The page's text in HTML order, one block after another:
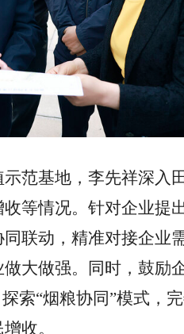
范基地，李先祥深入
等情况。针对企业提
联动，精准对接企业
大做强。同时，鼓励
索“烟粮协同”模式，
收。